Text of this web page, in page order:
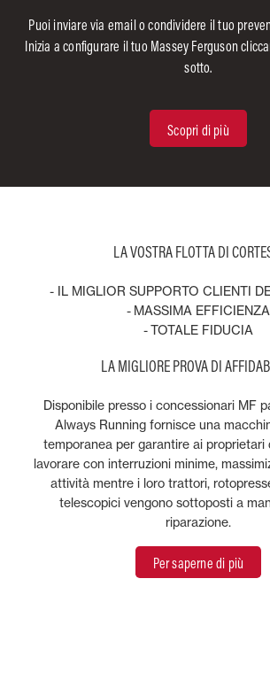
Puoi inviare via email o condividere il tuo
Inizia a configurare il tuo Massey Ferguson
sotto.
Scopri di più
LA VOSTRA FLOTTA DI
- IL MIGLIOR SUPPORTO CLIENTI
- MASSIMA EFFICIENZA
- TOTALE FIDUCIA
LA MIGLIORE PROVA DI
Disponibile presso i concessionari MF
Always Running fornisce una
temporanea per garantire ai proprietari
lavorare con interruzioni minime,
attività mentre i loro trattori,
telescopici vengono sottoposti a
riparazione.
Per saperne di più